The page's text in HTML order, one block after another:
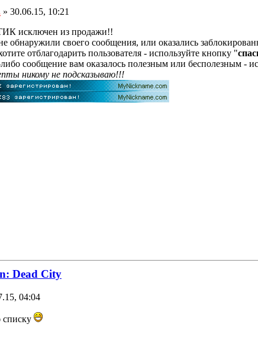
» 30.06.15, 10:21
исключен из продажи!!
обнаружили своего сообщения, или оказались
отблагодарить пользователя - используйте кнопку "
сообщение вам оказалось полезным или бесполезным -
никому не подсказываю!!!
Dead City
04:04
списку